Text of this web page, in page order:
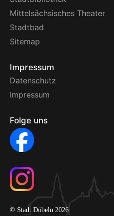
Mittelsächsisches Theater
Stadtbad
Sitemap
Impressum
Datenschutz
Impressum
Folge uns
© Stadt Döbeln 2026